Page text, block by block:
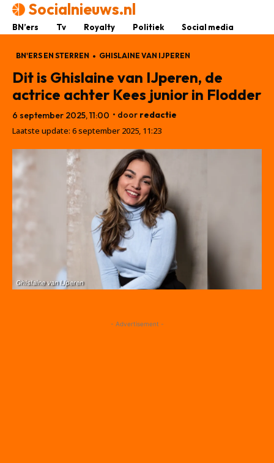
Socialnieuws.nl
BN’ers Tv Royalty Politiek Social media
BN'ERS EN STERREN GHISLAINE VAN IJPEREN
Dit is Ghislaine van IJperen, de
actrice achter Kees junior in Flodder
6 september 2025, 11:00 • door redactie
Laatste update: 6 september 2025, 11:23
Ghislaine van IJperen
- Advertisement -